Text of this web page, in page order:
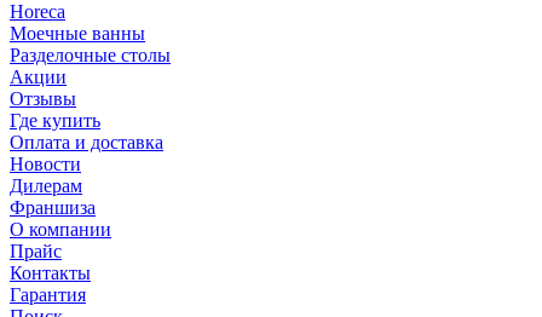
Horeca
Моечные ванны
Разделочные столы
Акции
Отзывы
Где купить
Оплата и доставка
Новости
Дилерам
Франшиза
О компании
Прайс
Контакты
Гарантия